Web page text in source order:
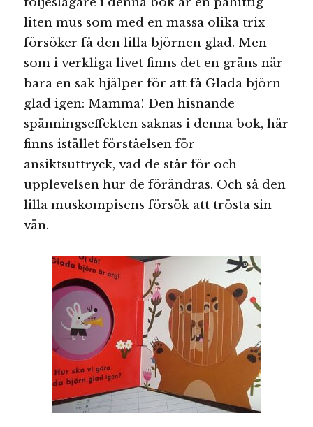
liten mus som med en massa olika trix
försöker få den lilla björnen glad. Men
som i verkliga livet finns det en gräns när
bara en sak hjälper för att få Glada björn
glad igen: Mamma! Den hisnande
spänningseffekten saknas i denna bok, här
finns istället förståelsen för
ansiktsuttryck, vad de står för och
upplevelsen hur de förändras. Och så den
lilla muskompisens försök att trösta sin
vän.